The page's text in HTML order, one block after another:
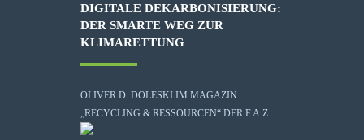
DIGITALE DEKARBONISIERUNG:
DER SMARTE WEG ZUR
KLIMARETTUNG
OLIVER D. DOLESKI IM MAGAZIN
„RECYCLING & RESSOURCEN“ DER F.A.Z.